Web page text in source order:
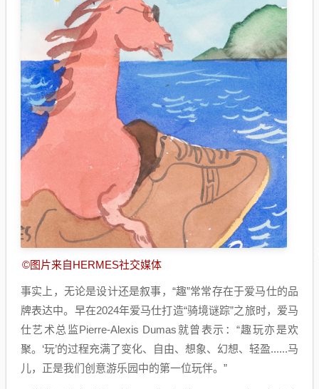
©图片来自HERMES社交媒体
事实上，无论是设计还是叙事，“趣”常常存在于爱马仕的品
牌表达中。早在2024年爱马仕打造“骑境谜踪”之旅时，爱马
仕艺术总监Pierre-Alexis Dumas就曾表示：“趣玩亦是欢
聚。‘玩’的过程充满了变化、自由、想象、幻想、轻盈......马
儿，正是我们创意游乐园中的第一位玩伴。”